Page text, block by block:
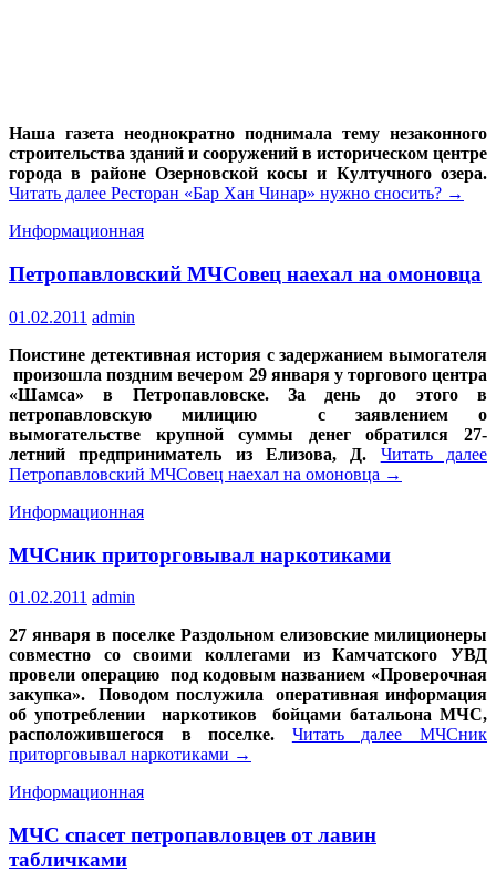
Наша газета неоднократно поднимала тему незаконного
строительства зданий и сооружений в историческом центре
города в районе Озерновской косы и Култучного озера.
Читать далее Ресторан «Бар Хан Чинар» нужно сносить? →
Информационная
Петропавловский МЧСовец наехал на омоновца
01.02.2011 admin
Поистине детективная история с задержанием вымогателя
произошла поздним вечером 29 января у торгового центра
«Шамса» в Петропавловске. За день до этого в
петропавловскую милицию с заявлением о
вымогательстве крупной суммы денег обратился 27-
летний предприниматель из Елизова, Д. Читать далее
Петропавловский МЧСовец наехал на омоновца →
Информационная
МЧСник приторговывал наркотиками
01.02.2011 admin
27 января в поселке Раздольном елизовские милиционеры
совместно со своими коллегами из Камчатского УВД
провели операцию под кодовым названием «Проверочная
закупка». Поводом послужила оперативная информация
об употреблении наркотиков бойцами батальона МЧС,
расположившегося в поселке. Читать далееМЧСник
приторговывал наркотиками →
Информационная
МЧС спасет петропавловцев от лавин
табличками